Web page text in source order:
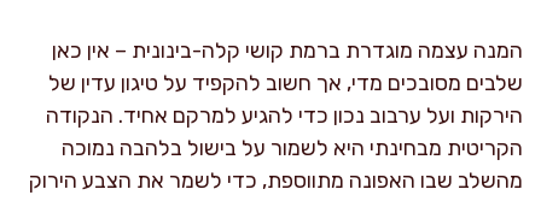
המנה עצמה מוגדרת ברמת קושי קלה-בינונית – אין כאן
שלבים מסובכים מדי, אך חשוב להקפיד על טיגון עדין של
הירקות ועל ערבוב נכון כדי להגיע למרקם אחיד. הנקודה
הקריטית מבחינתי היא לשמור על בישול בלהבה נמוכה
מהשלב שבו האפונה מתווספת, כדי לשמר את הצבע הירוק